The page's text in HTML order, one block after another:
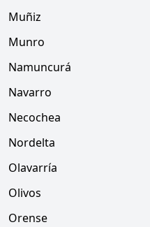
Muñiz
Munro
Namuncurá
Navarro
Necochea
Nordelta
Olavarría
Olivos
Orense